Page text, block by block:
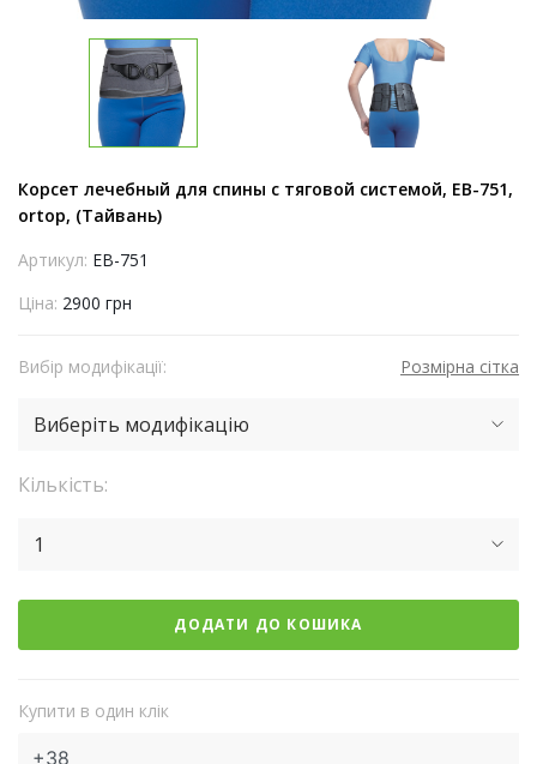
Корсет лечебный для спины с тяговой системой, EB-751,
ortop, (Тайвань)
Артикул: EB-751
Ціна: 2900 грн
Вибір модифікації: Розмірна сітка
Виберіть модифікацію
Кількість:
1
ДОДАТИ ДО КОШИКА
Купити в один клік